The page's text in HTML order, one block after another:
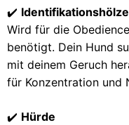
✔️
Wird für die
benötigt. Dein Hund
mit deinem Geruch
für Konzentration und
✔️ Hürde